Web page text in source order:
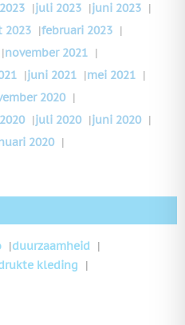
|juli 2023 |juni 2023 |
2023 |februari 2023 |
|november 2021 |
|juni 2021 |mei 2021 |
2020 |
|juli 2020 |juni 2020 |
2020 |
duurzaamheid
kleding